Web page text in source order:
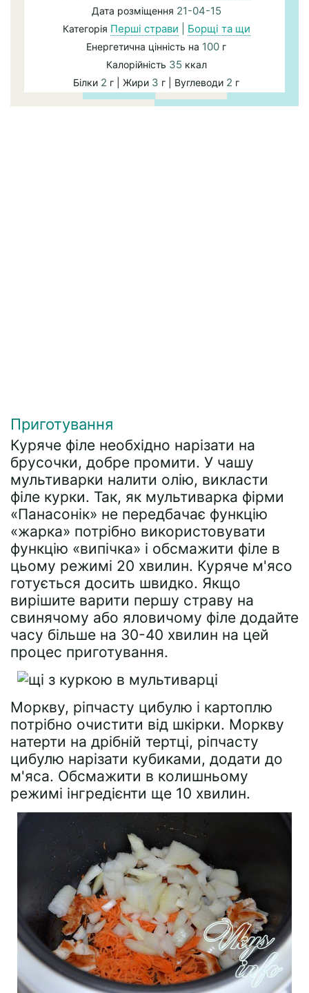
Дата розміщення 21-04-15
Категорія Перші страви Борщі та щи
Енергетична цінність на 100 г
Калорійність 35 ккал
Білки 2 г | Жири 3 г | Вуглеводи 2 г
Приготування
Куряче філе необхідно нарізати на
брусочки, добре промити. У чашу
мультиварки налити олію, викласти
філе курки. Так, як мультиварка фірми
«Панасонік» не передбачає функцію
«жарка» потрібно використовувати
функцію «випічка» і обсмажити філе в
цьому режимі 20 хвилин. Куряче м'ясо
готується досить швидко. Якщо
вирішите варити першу страву на
свинячому або яловичому філе додайте
часу більше на 30-40 хвилин на цей
процес приготування.
Моркву, ріпчасту цибулю і картоплю
потрібно очистити від шкірки. Моркву
натерти на дрібній тертці, ріпчасту
цибулю нарізати кубиками, додати до
м'яса. Обсмажити в колишньому
режимі інгредієнти ще 10 хвилин.